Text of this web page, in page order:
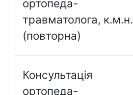
ортопеда-
травматолога, к.м.н.
(повторна)
Консультація
ортопеда-